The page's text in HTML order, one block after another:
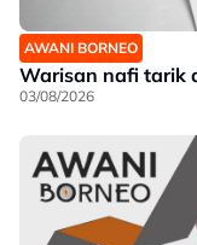
AWANI BORNEO
Warisan nafi tarik
03/08/2026